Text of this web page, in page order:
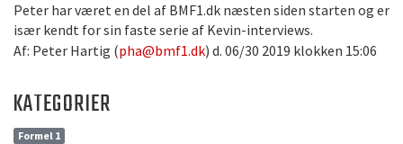
Peter har været en del af BMF1.dk næsten siden starten og er
især kendt for sin faste serie af Kevin-interviews.
Af: Peter Hartig (pha@bmf1.dk) d. 06/30 2019 klokken 15:06
KATEGORIER
Formel 1